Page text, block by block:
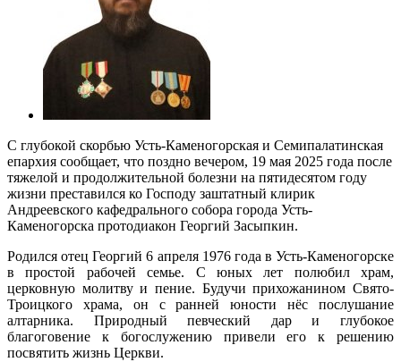
С глубокой скорбью Усть-Каменогорская и Семипалатинская
епархия сообщает, что поздно вечером, 19 мая 2025 года после
тяжелой и продолжительной болезни на пятидесятом году
жизни преставился ко Господу заштатный клирик
Андреевского кафедрального собора города Усть-
Каменогорска протодиакон Георгий Засыпкин.
Родился отец Георгий 6 апреля 1976 года в Усть-Каменогорске
в простой рабочей семье. С юных лет полюбил храм,
церковную молитву и пение. Будучи прихожанином Свято-
Троицкого храма, он с ранней юности нёс послушание
алтарника. Природный певческий дар и глубокое
благоговение к богослужению привели его к решению
посвятить жизнь Церкви.